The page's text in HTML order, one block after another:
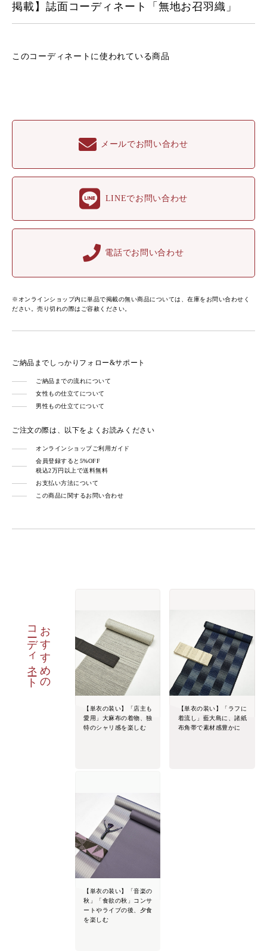
掲載】誌面コーディネート「無地お召羽織」
このコーディネートに使われている商品
メールでお問い合わせ
LINEでお問い合わせ
電話でお問い合わせ
※オンラインショップ内に単品で掲載の無い商品については、在庫をお問い合わせく
ださい。売り切れの際はご容赦ください。
ご納品までしっかりフォロー&サポート
ご納品までの流れについて
女性もの仕立てについて
男性もの仕立てについて
ご注文の際は、以下をよくお読みください
オンラインショップご利用ガイド
会員登録すると5%OFF
税込2万円以上で送料無料
お支払い方法について
この商品に関するお問い合わせ
おすすめの
コーディネート
【単衣の装い】「店主も
愛用」大麻布の着物、独
特のシャリ感を楽しむ
【単衣の装い】「ラフに
着流し」藍大島に、諸紙
布角帯で素材感豊かに
【単衣の装い】「音楽の
秋」「食欲の秋」コンサ
ートやライブの後、夕食
を楽しむ